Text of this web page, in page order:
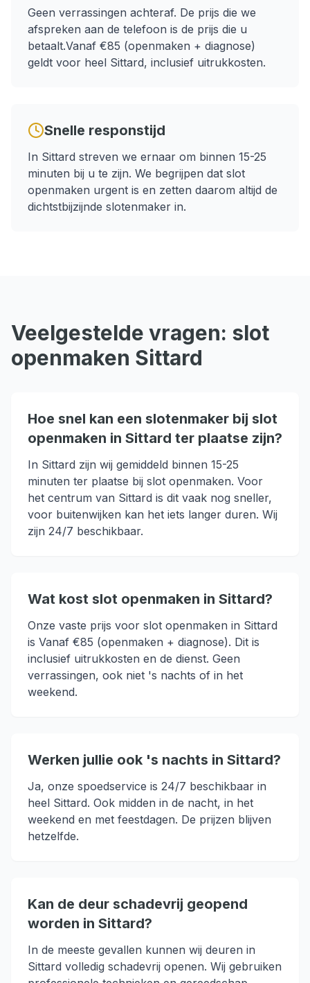
Geen verrassingen achteraf. De prijs die we
afspreken aan de telefoon is de prijs die u
betaalt.Vanaf €85 (openmaken + diagnose)
geldt voor heel Sittard, inclusief uitrukkosten.
Snelle responstijd
In Sittard streven we ernaar om binnen 15-25
minuten bij u te zijn. We begrijpen dat slot
openmaken urgent is en zetten daarom altijd de
dichtstbijzijnde slotenmaker in.
Veelgestelde vragen: slot
openmaken Sittard
Hoe snel kan een slotenmaker bij slot
openmaken in Sittard ter plaatse zijn?
In Sittard zijn wij gemiddeld binnen 15-25
minuten ter plaatse bij slot openmaken. Voor
het centrum van Sittard is dit vaak nog sneller,
voor buitenwijken kan het iets langer duren. Wij
zijn 24/7 beschikbaar.
Wat kost slot openmaken in Sittard?
Onze vaste prijs voor slot openmaken in Sittard
is Vanaf €85 (openmaken + diagnose). Dit is
inclusief uitrukkosten en de dienst. Geen
verrassingen, ook niet 's nachts of in het
weekend.
Werken jullie ook 's nachts in Sittard?
Ja, onze spoedservice is 24/7 beschikbaar in
heel Sittard. Ook midden in de nacht, in het
weekend en met feestdagen. De prijzen blijven
hetzelfde.
Kan de deur schadevrij geopend
worden in Sittard?
In de meeste gevallen kunnen wij deuren in
Sittard volledig schadevrij openen. Wij gebruiken